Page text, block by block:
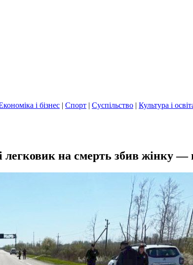
і бізнес | Спорт | Суспільство | Культура і
легковик на смерть збив жінку —